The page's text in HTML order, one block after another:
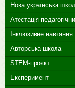
Нова українська
Атестація
Інклюзивне навчання
Авторська школа
STEM-проєкт
Експеримент